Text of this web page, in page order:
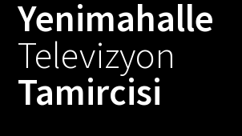
Skip
to
Yenimahalle
Televizyon
Tamircisi